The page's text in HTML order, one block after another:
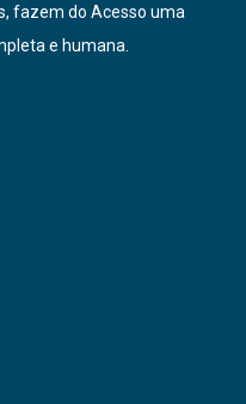
fazem do Acesso uma
e humana.